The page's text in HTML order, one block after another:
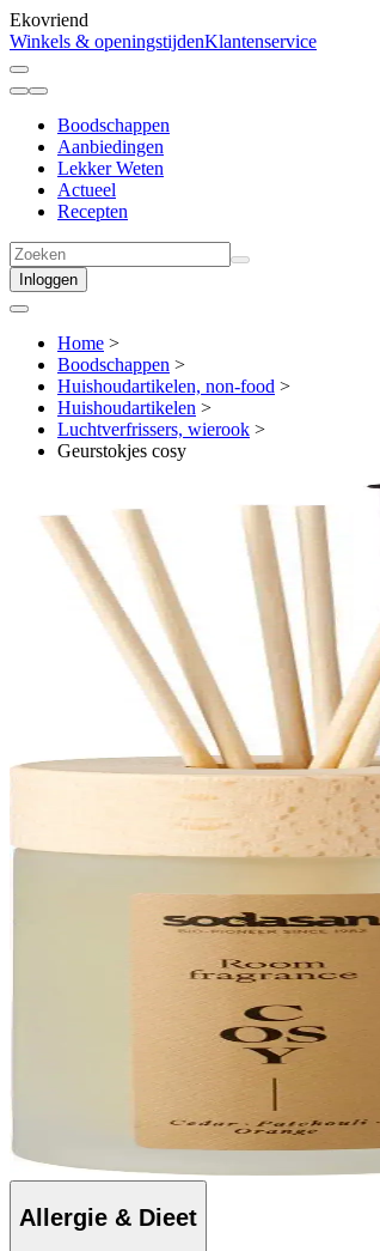
Ekovriend
Winkels & openingstijdenKlantenservice
Boodschappen
Aanbiedingen
Lekker Weten
Actueel
Recepten
Inloggen
Home >
Boodschappen >
Huishoudartikelen, non-food >
Huishoudartikelen >
Luchtverfrissers, wierook >
Geurstokjes cosy
Allergie & Dieet